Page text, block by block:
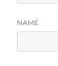
NAME